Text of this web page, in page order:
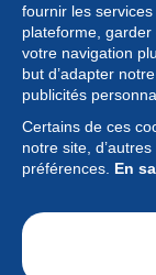
fournir les
plateforme,
votre navigation
but d’adapter
publicités
Certains de ces
notre site,
préférences. En
Collection
Actualités
Fonctionnalités
Société
Services